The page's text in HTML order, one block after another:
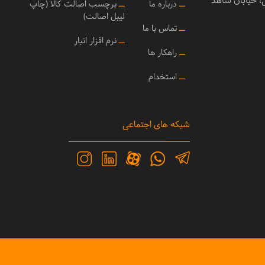
ــ درباره ما
ــتماس با ما
ــراهکار ها
ــ استخدام
ــبرچسب اصالت کالا (چاپ
لیبل اصالت)
ــنرم افزار انبار
شبکه های اجتماعی